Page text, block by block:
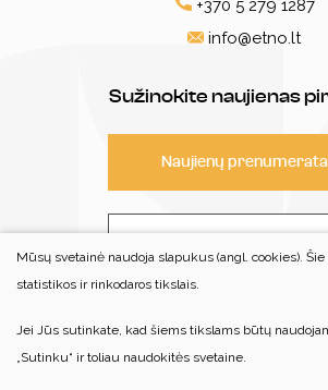
+370 5 279 1287
info@etno.lt
Sužinokite naujienas
Naujienų prenumerata
© 2022 Visos teisės
Centro patalpos nėra pritaikytos
Mūsų svetainė naudoja slapukus (angl. cookies).
statistikos ir rinkodaros tikslais.
Jei Jūs sutinkate, kad šiems tikslams būtų
„Sutinku“ ir toliau naudokitės svetaine.